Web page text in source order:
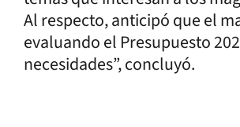
Al respecto, anticipó que el
evaluando el Presupuesto
necesidades”, concluyó.